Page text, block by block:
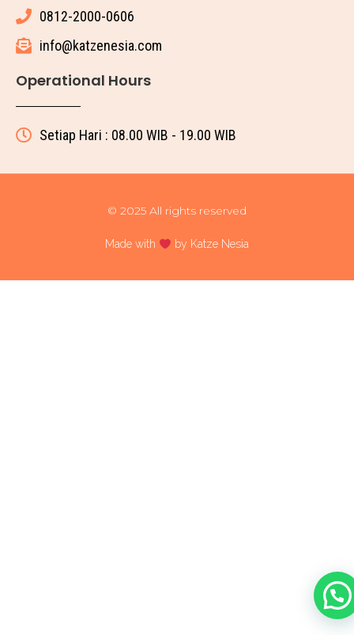
0812-2000-0606
info@katzenesia.com
Operational Hours
Setiap Hari : 08.00 WIB - 19.00 WIB
© 2025 All rights reserved
Made with by Katze Nesia